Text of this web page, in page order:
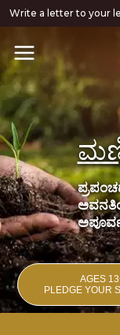
Write a letter to your
AGES
PLEDGE YOUR
Students for Soil -